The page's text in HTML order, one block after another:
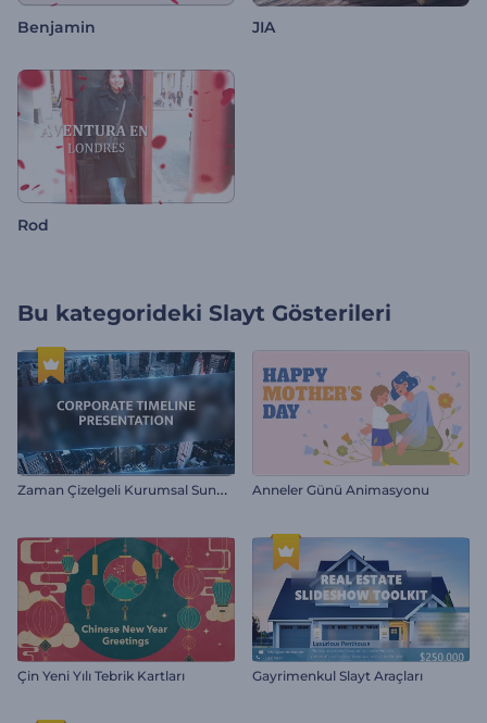
Benjamin JIA
Rod
Bu kategorideki Slayt Gösterileri
Z
aman Çizelgeli Kurumsal Sunum Anneler Günü Animasyonu
Çin Yeni Yılı Tebrik Kartları Gayrimenkul Slayt Araçları